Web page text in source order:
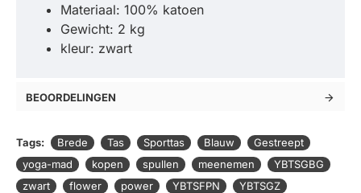
Materiaal: 100% katoen
Gewicht: 2 kg
kleur: zwart
BEOORDELINGEN
Tags: Brede Tas Sporttas Blauw
Gestreept
yoga-mad
kopen spullen meenemen
YBTSGBG
zwart
flower power YBTSFPN
YBTSGZ